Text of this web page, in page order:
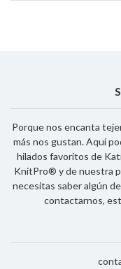
Porque nos encanta
más nos gustan. Aquí
hilados favoritos de
KnitPro® y de nuestra
necesitas saber algún
contactarnos,